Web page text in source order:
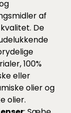
af
De
100%
eller
olier og
olier.